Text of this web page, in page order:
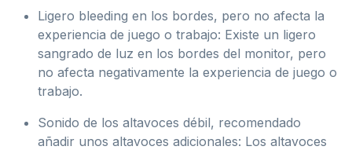
Ligero bleeding en los bordes, pero no afecta la
experiencia de juego o trabajo: Existe un ligero
sangrado de luz en los bordes del monitor, pero
no afecta negativamente la experiencia de juego o
trabajo.
Sonido de los altavoces débil, recomendado
añadir unos altavoces adicionales: Los altavoces